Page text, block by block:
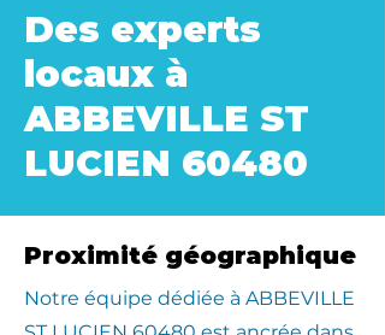
Des experts
locaux à
ABBEVILLE ST
LUCIEN 60480
Proximité géographique
​Notre équipe dédiée à ABBEVILLE